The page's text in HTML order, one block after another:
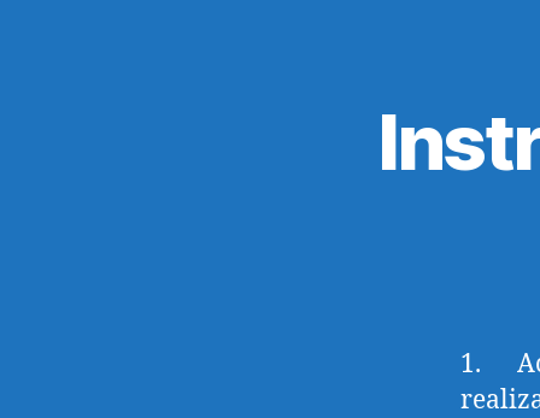
1.